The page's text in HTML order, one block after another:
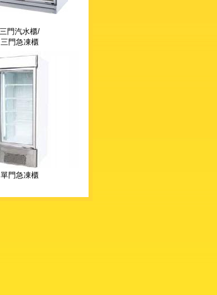
三門汽水櫃/
三門急凍櫃
單門急凍櫃